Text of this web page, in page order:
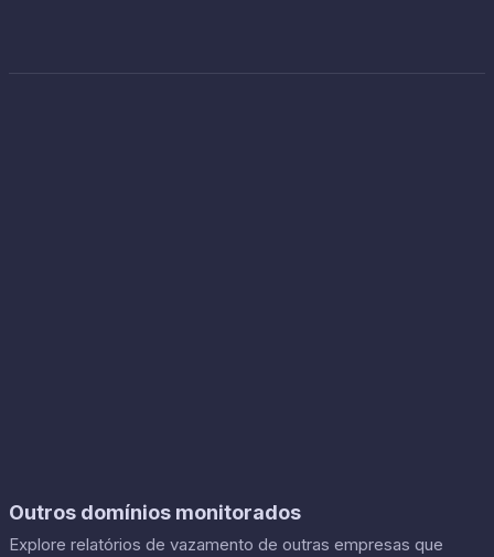
Outros domínios monitorados
Explore relatórios de vazamento de outras empresas que